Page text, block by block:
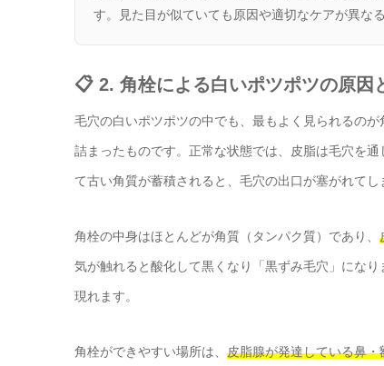
す。見た目が似ていても原因や適切なケアが異なる
📋 2. 角栓による白いポツポツの原因
毛穴の白いポツポツの中でも、最もよく見られるの
詰まったものです。正常な状態では、皮脂は毛穴を
て古い角質が蓄積されると、毛穴の出口が塞がれてし
角栓の中身はほとんどが角質（タンパク質）であり、
気が触れると酸化して黒くなり「黒ずみ毛穴」にな
現れます。
角栓ができやすい場所は、 皮脂腺が発達している鼻